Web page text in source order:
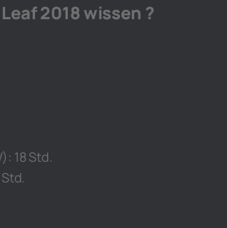
2018 wissen ?
18 Std.